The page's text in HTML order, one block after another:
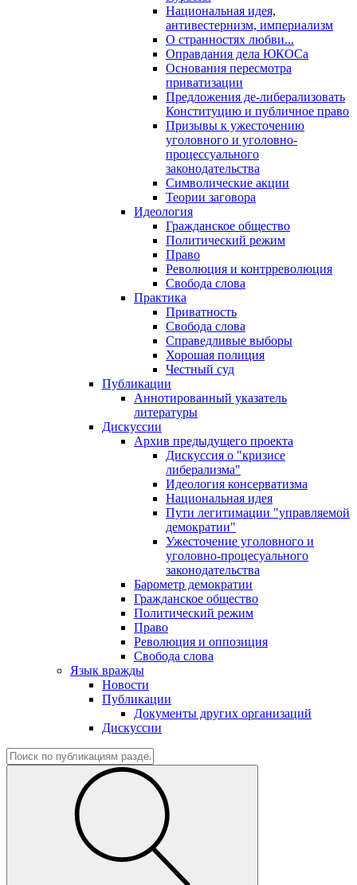
Национальная идея,
антивестернизм, империализм
О странностях любви...
Оправдания дела ЮКОСа
Основания пересмотра
приватизации
Предложения де-либерализовать
Конституцию и публичное право
Призывы к ужесточению
уголовного и уголовно-
процессуального
законодательства
Символические акции
Теории заговора
Идеология
Гражданское общество
Политический режим
Право
Революция и контрреволюция
Свобода слова
Практика
Приватность
Свобода слова
Справедливые выборы
Хорошая полиция
Честный суд
Публикации
Аннотированный указатель
литературы
Дискуссии
Архив предыдущего проекта
Дискуссия о "кризисе
либерализма"
Идеология консерватизма
Национальная идея
Пути легитимации "управляемой
демократии"
Ужесточение уголовного и
уголовно-процесуального
законодательства
Барометр демократии
Гражданское общество
Политический режим
Право
Революция и оппозиция
Свобода слова
Язык вражды
Новости
Публикации
Документы других организаций
Дискуссии